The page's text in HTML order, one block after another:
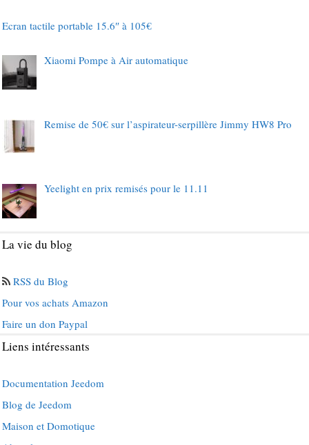
Ecran tactile portable 15.6″ à 105€
Xiaomi Pompe à Air automatique
Remise de 50€ sur l’aspirateur-serpillère Jimmy HW8 Pro
Yeelight en prix remisés pour le 11.11
La vie du blog
RSS du Blog
Pour vos achats Amazon
Faire un don Paypal
Liens intéressants
Documentation Jeedom
Blog de Jeedom
Maison et Domotique